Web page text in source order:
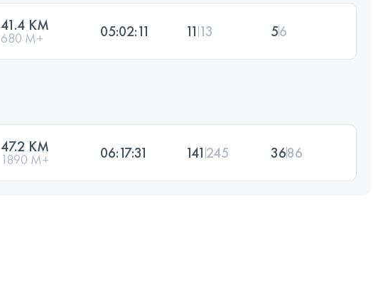
41.4 KM
680 M+ 05:02:11 11 13 56
47.2 KM
1890 M+ 06:17:31 141 245 3686